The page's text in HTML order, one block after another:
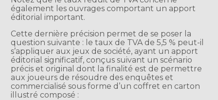
également les ouvrages comportant un apport
éditorial important.
Cette dernière précision permet de se poser la
question suivante : le taux de TVA de 5,5 % peut-il
s’appliquer aux jeux de société, ayant un apport
éditorial significatif, conçus suivant un scénario
précis et original dont la finalité est de permettre
aux joueurs de résoudre des enquêtes et
commercialisé sous forme d’un coffret en carton
illustré composé :